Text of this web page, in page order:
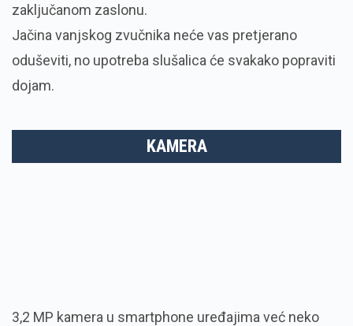
zaključanom zaslonu.
Jačina vanjskog zvučnika neće vas pretjerano
oduševiti, no upotreba slušalica će svakako popraviti
dojam.
KAMERA
3,2 MP kamera u smartphone uređajima već neko